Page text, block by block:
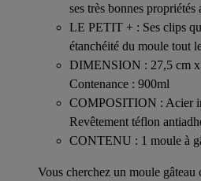
ses très bonnes propriétés
LE PETIT + : Ses clips
étanchéité du moule tout
DIMENSION : 27,5 cm x
Contenance : 900ml
COMPOSITION : Acier
Revêtement téflon
CONTENU : 1 moule à
Vous cherchez un moule